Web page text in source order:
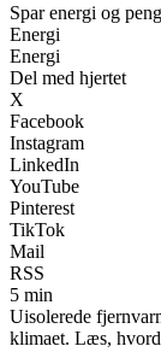
Spar energi og
Energi
Energi
Del med hjertet
X
Facebook
Instagram
LinkedIn
YouTube
Pinterest
TikTok
Mail
RSS
5 min
Uisolerede
klimaet. Læs,